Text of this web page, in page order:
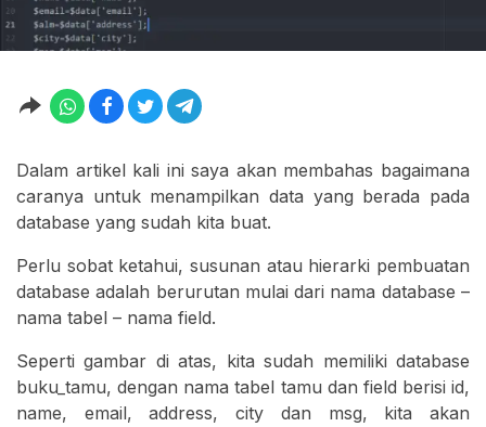
Dalam artikel kali ini saya akan membahas bagaimana
caranya untuk menampilkan data yang berada pada
database yang sudah kita buat.
Perlu sobat ketahui, susunan atau hierarki pembuatan
database adalah berurutan mulai dari nama database –
nama tabel – nama field.
Seperti gambar di atas, kita sudah memiliki database
buku_tamu, dengan nama tabel tamu dan field berisi id,
name, email, address, city dan msg, kita akan